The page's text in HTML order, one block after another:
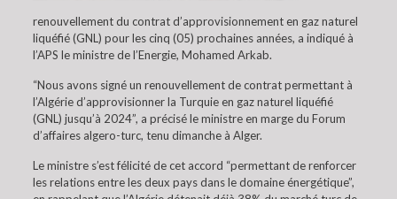
renouvellement du contrat d’approvisionnement en gaz naturel
liquéfié (GNL) pour les cinq (05) prochaines années, a indiqué à
l’APS le ministre de l’Energie, Mohamed Arkab.
“Nous avons signé un renouvellement de contrat permettant à
l’Algérie d’approvisionner la Turquie en gaz naturel liquéfié
(GNL) jusqu’à 2024”, a précisé le ministre en marge du Forum
d’affaires algero-turc, tenu dimanche à Alger.
Le ministre s’est félicité de cet accord “permettant de renforcer
les relations entre les deux pays dans le domaine énergétique”,